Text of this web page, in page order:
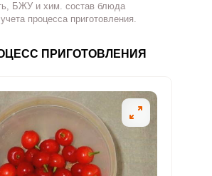
9.4 мг 500 мг 0.2 1.2
0.1 мг 0.4
13.6 мкг 400 мкг 0.3
БЖУ и хим. состав блюда
процесса приготовления.
ПРИГОТОВЛЕНИЯ